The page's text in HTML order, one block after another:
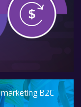
B2C